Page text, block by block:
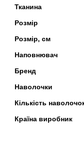
Тканина
Розмір
Розмір, см
Наповнювач
Бренд
Наволочки
Кількість
Країна виробник